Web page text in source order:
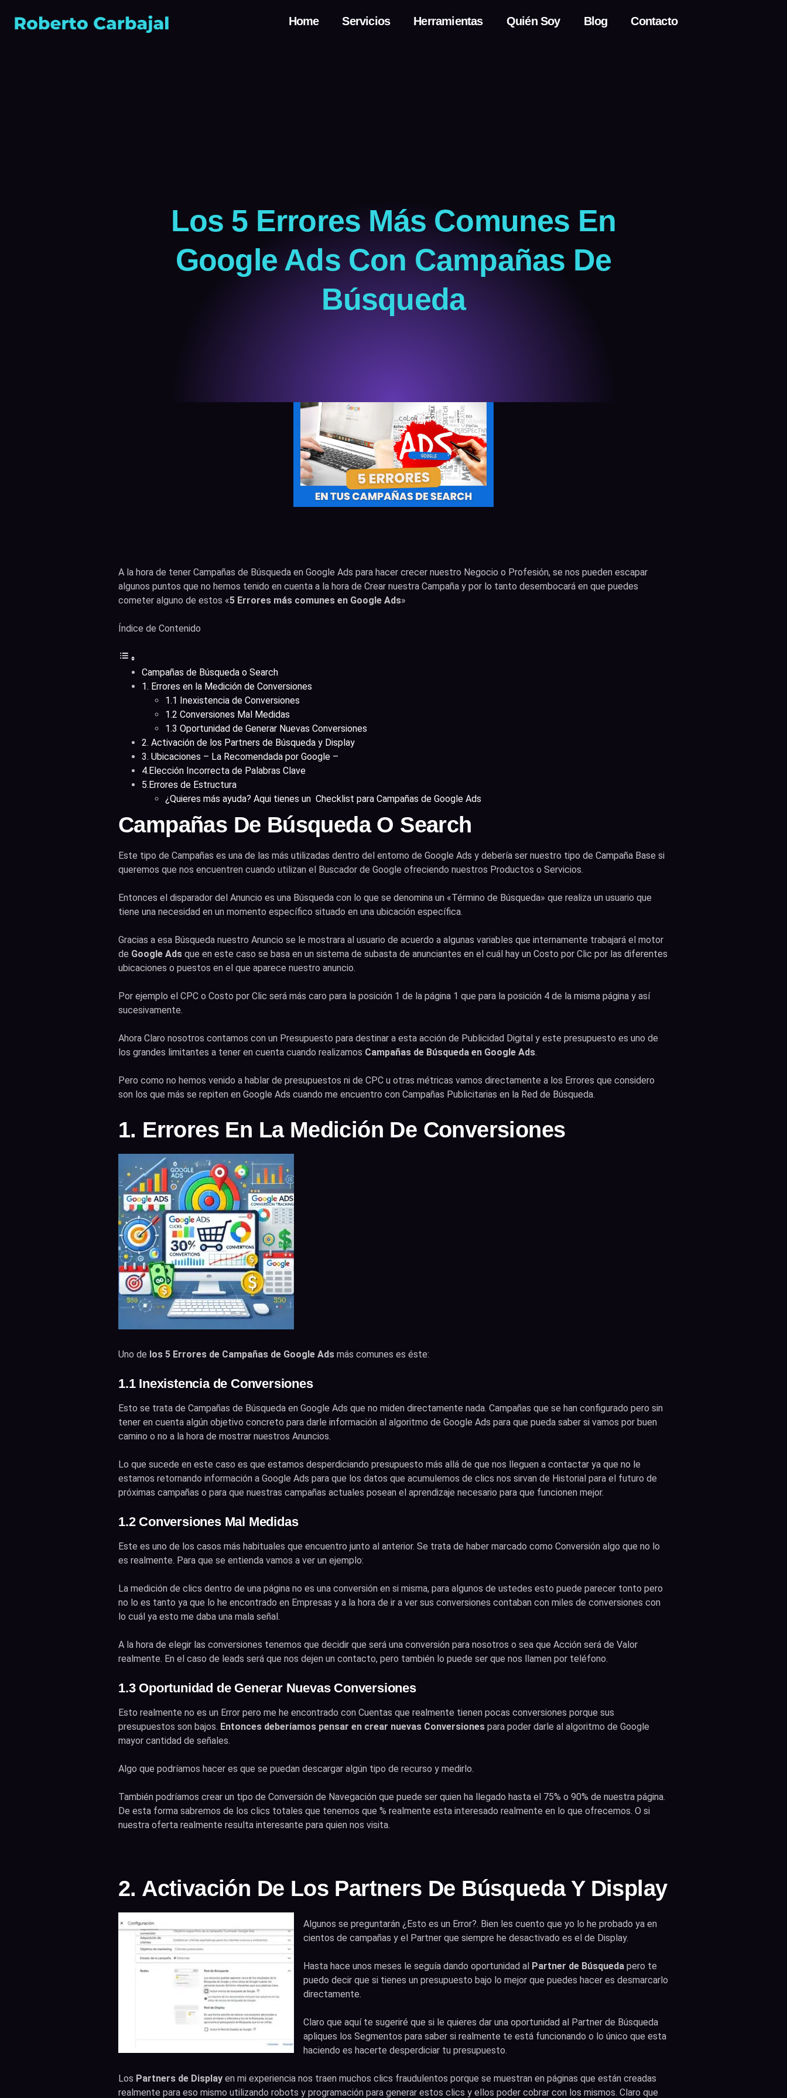
Home Servicios Herramientas Quién Soy Blog Contacto
Los 5 Errores Más Comunes En
Google Ads Con Campañas De
Búsqueda
A la hora de tener Campañas de Búsqueda en Google Ads para hacer crecer nuestro Negocio o Profesión, se nos pueden escapar
algunos puntos que no hemos tenido en cuenta a la hora de Crear nuestra Campaña y por lo tanto desembocará en que puedes
cometer alguno de estos «5 Errores más comunes en Google Ads»
Índice de Contenido
Campañas de Búsqueda o Search
1. Errores en la Medición de Conversiones
1.1 Inexistencia de Conversiones
1.2 Conversiones Mal Medidas
1.3 Oportunidad de Generar Nuevas Conversiones
2. Activación de los Partners de Búsqueda y Display
3. Ubicaciones – La Recomendada por Google –
4.Elección Incorrecta de Palabras Clave
5.Errores de Estructura
¿Quieres más ayuda? Aqui tienes un Checklist para Campañas de Google Ads
Campañas De Búsqueda O Search
Este tipo de Campañas es una de las más utilizadas dentro del entorno de Google Ads y debería ser nuestro tipo de Campaña Base si
queremos que nos encuentren cuando utilizan el Buscador de Google ofreciendo nuestros Productos o Servicios.
Entonces el disparador del Anuncio es una Búsqueda con lo que se denomina un «Término de Búsqueda» que realiza un usuario que
tiene una necesidad en un momento específico situado en una ubicación específica.
Gracias a esa Búsqueda nuestro Anuncio se le mostrara al usuario de acuerdo a algunas variables que internamente trabajará el motor
de Google Ads que en este caso se basa en un sistema de subasta de anunciantes en el cuál hay un Costo por Clic por las diferentes
ubicaciones o puestos en el que aparece nuestro anuncio.
Por ejemplo el CPC o Costo por Clic será más caro para la posición 1 de la página 1 que para la posición 4 de la misma página y así
sucesivamente.
Ahora Claro nosotros contamos con un Presupuesto para destinar a esta acción de Publicidad Digital y este presupuesto es uno de
los grandes limitantes a tener en cuenta cuando realizamos Campañas de Búsqueda en Google Ads.
Pero como no hemos venido a hablar de presupuestos ni de CPC u otras métricas vamos directamente a los Errores que considero
son los que más se repiten en Google Ads cuando me encuentro con Campañas Publicitarias en la Red de Búsqueda.
1. Errores En La Medición De Conversiones
Uno de los 5 Errores de Campañas de Google Ads más comunes es éste:
1.1 Inexistencia de Conversiones
Esto se trata de Campañas de Búsqueda en Google Ads que no miden directamente nada. Campañas que se han configurado pero sin
tener en cuenta algún objetivo concreto para darle información al algoritmo de Google Ads para que pueda saber si vamos por buen
camino o no a la hora de mostrar nuestros Anuncios.
Lo que sucede en este caso es que estamos desperdiciando presupuesto más allá de que nos lleguen a contactar ya que no le
estamos retornando información a Google Ads para que los datos que acumulemos de clics nos sirvan de Historial para el futuro de
próximas campañas o para que nuestras campañas actuales posean el aprendizaje necesario para que funcionen mejor.
1.2 Conversiones Mal Medidas
Este es uno de los casos más habituales que encuentro junto al anterior. Se trata de haber marcado como Conversión algo que no lo
es realmente. Para que se entienda vamos a ver un ejemplo:
La medición de clics dentro de una página no es una conversión en si misma, para algunos de ustedes esto puede parecer tonto pero
no lo es tanto ya que lo he encontrado en Empresas y a la hora de ir a ver sus conversiones contaban con miles de conversiones con
lo cuál ya esto me daba una mala señal.
A la hora de elegir las conversiones tenemos que decidir que será una conversión para nosotros o sea que Acción será de Valor
realmente. En el caso de leads será que nos dejen un contacto, pero también lo puede ser que nos llamen por teléfono.
1.3 Oportunidad de Generar Nuevas Conversiones
Esto realmente no es un Error pero me he encontrado con Cuentas que realmente tienen pocas conversiones porque sus
presupuestos son bajos. Entonces deberíamos pensar en crear nuevas Conversiones para poder darle al algoritmo de Google
mayor cantidad de señales.
Algo que podríamos hacer es que se puedan descargar algún tipo de recurso y medirlo.
También podríamos crear un tipo de Conversión de Navegación que puede ser quien ha llegado hasta el 75% o 90% de nuestra página.
De esta forma sabremos de los clics totales que tenemos que % realmente esta interesado realmente en lo que ofrecemos. O si
nuestra oferta realmente resulta interesante para quien nos visita.
2. Activación De Los Partners De Búsqueda Y Display
Algunos se preguntarán ¿Esto es un Error?. Bien les cuento que yo lo he probado ya en
cientos de campañas y el Partner que siempre he desactivado es el de Display.
Hasta hace unos meses le seguía dando oportunidad al Partner de Búsqueda pero te
puedo decir que si tienes un presupuesto bajo lo mejor que puedes hacer es desmarcarlo
directamente.
Claro que aquí te sugeriré que si le quieres dar una oportunidad al Partner de Búsqueda
apliques los Segmentos para saber si realmente te está funcionando o lo único que esta
haciendo es hacerte desperdiciar tu presupuesto.
Los Partners de Display en mi experiencia nos traen muchos clics fraudulentos porque se muestran en páginas que están creadas
realmente para eso mismo utilizando robots y programación para generar estos clics y ellos poder cobrar con los mismos. Claro que